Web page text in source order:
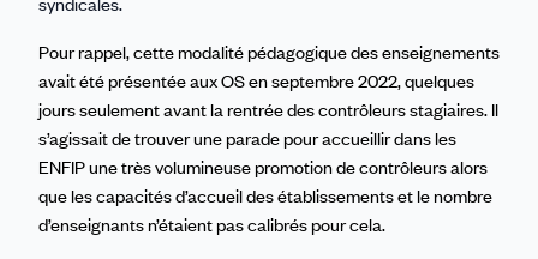
Pour rappel, cette modalité pédagogique des enseignements
avait été présentée aux OS en septembre 2022, quelques
jours seulement avant la rentrée des contrôleurs stagiaires. Il
s’agissait de trouver une parade pour accueillir dans les
ENFIP une très volumineuse promotion de contrôleurs alors
que les capacités d’accueil des établissements et le nombre
d’enseignants n’étaient pas calibrés pour cela.